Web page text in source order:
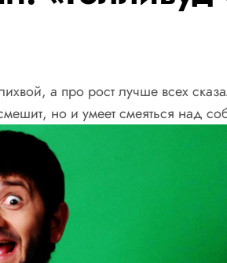
а про рост лучше всех
но и умеет смеяться над